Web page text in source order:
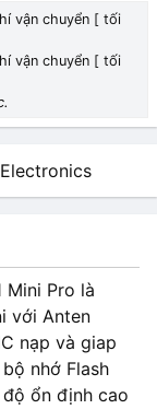
vận chuyển [ tối
vận chuyển [ tối
Mini Pro là
với Anten
nạp và giap
nhớ Flash
ổn định cao